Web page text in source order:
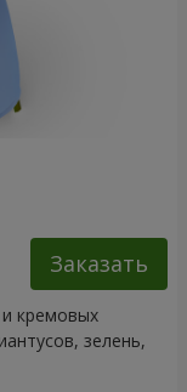
Заказать
кремовых
зелень,